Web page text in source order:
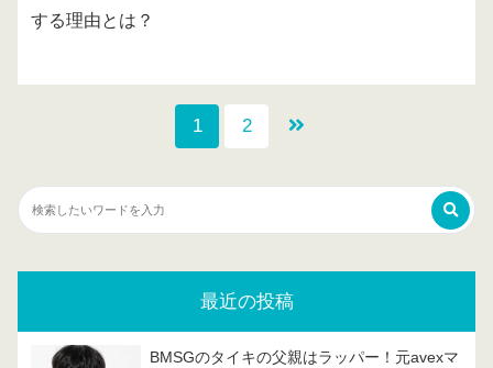
する理由とは？
1 2
最近の投稿
BMSGのタイキの父親はラッパー！元avexマ